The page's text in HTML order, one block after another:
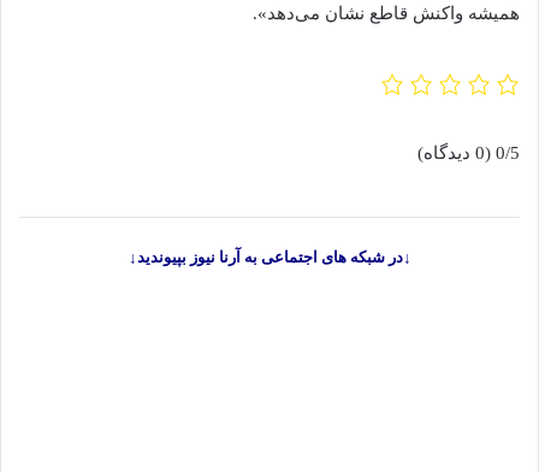
همیشه واکنش قاطع نشان می‌دهد».
0/5 (0 دیدگاه)
↓در شبکه های اجتماعی به آرنا نیوز بپیوندید↓